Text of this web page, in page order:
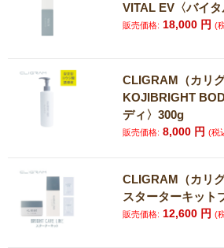
VITAL EV〈バイ
販売価格: 18,000 円(
CLIGRAM（カリグ
KOJIBRIGHT
ディ〉300g
販売価格: 8,000 円(税
CLIGRAM（カリグ
スターターキット
販売価格: 12,600 円(